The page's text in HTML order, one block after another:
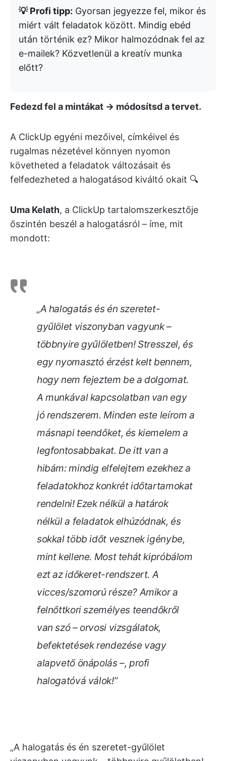
💡 Profi tipp: Gyorsan jegyezze fel, mikor és
miért vált feladatok között. Mindig ebéd
után történik ez? Mikor halmozódnak fel az
e-mailek? Közvetlenül a kreatív munka
előtt?
Fedezd fel a mintákat → módosítsd a tervet.
A ClickUp egyéni mezőivel, címkéivel és
rugalmas nézetével könnyen nyomon
követheted a feladatok változásait és
felfedezheted a halogatásod kiváltó okait 🔍
Uma Kelath, a ClickUp tartalomszerkesztője
őszintén beszél a halogatásról – íme, mit
mondott:
„A halogatás és én szeretet-
gyűlölet viszonyban vagyunk –
többnyire gyűlöletben! Stresszel, és
egy nyomasztó érzést kelt bennem,
hogy nem fejeztem be a dolgomat.
A munkával kapcsolatban van egy
jó rendszerem. Minden este leírom a
másnapi teendőket, és kiemelem a
legfontosabbakat. De itt van a
hibám: mindig elfelejtem ezekhez a
feladatokhoz konkrét időtartamokat
rendelni! Ezek nélkül a határok
nélkül a feladatok elhúzódnak, és
sokkal több időt vesznek igénybe,
mint kellene. Most tehát kipróbálom
ezt az időkeret-rendszert. A
vicces/szomorú része? Amikor a
felnőttkori személyes teendőkről
van szó – orvosi vizsgálatok,
befektetések rendezése vagy
alapvető önápolás –, profi
halogatóvá válok!”
„A halogatás és én szeretet-gyűlölet